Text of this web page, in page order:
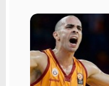
a
n
g
ı
ç
t
a